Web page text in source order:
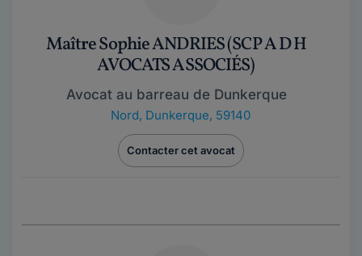
Maître Sophie ANDRIES (SCP A D H
AVOCATS ASSOCIÉS)
Avocat au barreau de Dunkerque
Nord, Dunkerque, 59140
Contacter cet avocat